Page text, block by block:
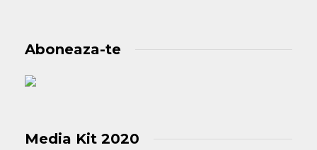
Aboneaza-te
Media Kit 2020